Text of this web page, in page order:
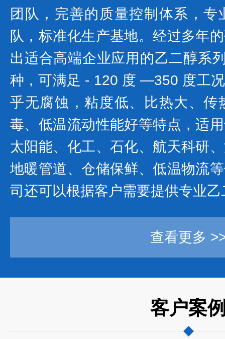
团队，完善的质量控制体系，
队，标准化生产基地。经过多年
出适合高端企业应用的乙二醇系
种，可满足 - 120 度 —350 度工
乎无腐蚀，粘度低、比热大、传
毒、低温流动性能好等特点，适
太阳能、化工、石化、航天科研
地暖管道、仓储保鲜、低温物流
司还可以根据客户需要提供专业
查看更多
客户案